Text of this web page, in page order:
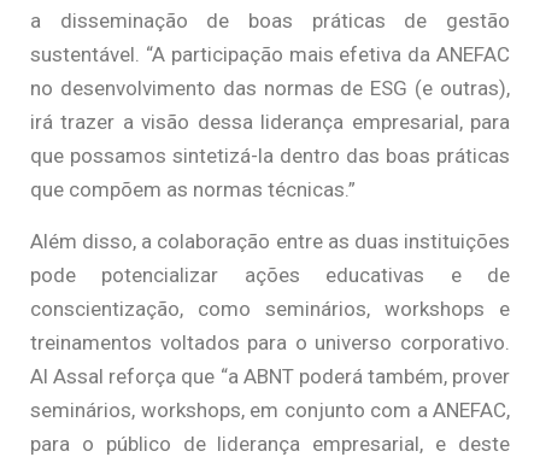
a disseminação de boas práticas de gestão
sustentável. “A participação mais efetiva da ANEFAC
no desenvolvimento das normas de ESG (e outras),
irá trazer a visão dessa liderança empresarial, para
que possamos sintetizá-la dentro das boas práticas
que compõem as normas técnicas.”
Além disso, a colaboração entre as duas instituições
pode potencializar ações educativas e de
conscientização, como seminários, workshops e
treinamentos voltados para o universo corporativo.
Al Assal reforça que “a ABNT poderá também, prover
seminários, workshops, em conjunto com a ANEFAC,
para o público de liderança empresarial, e deste